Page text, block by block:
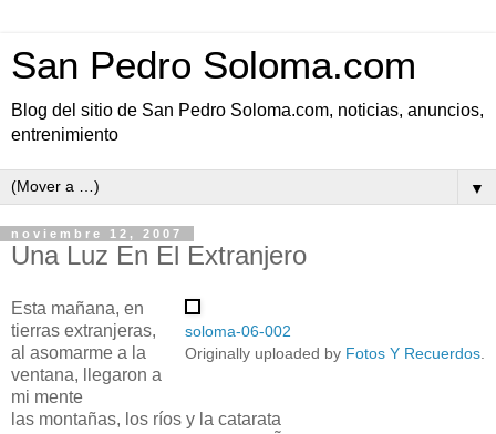
San Pedro Soloma.com
Blog del sitio de San Pedro Soloma.com, noticias, anuncios,
entrenimiento
▼
noviembre 12, 2007
Una Luz En El Extranjero
soloma-06-002
Originally uploaded by Fotos Y Recuerdos
Esta mañana, en
tierras extranjeras,
al asomarme a la
ventana, llegaron a
mi mente
las montañas, los ríos y la catarata